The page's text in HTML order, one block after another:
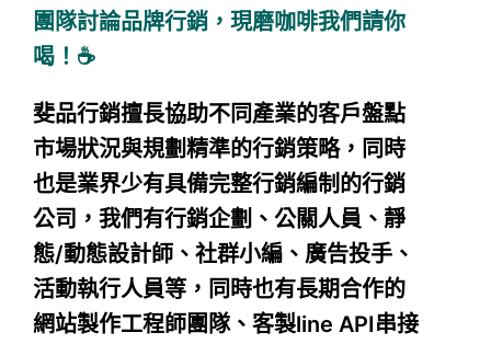
團隊討論品牌行銷，現磨咖啡我們請你
喝！☕️
斐品行銷擅長協助不同產業的客戶盤點
市場狀況與規劃精準的行銷策略，同時
也是業界少有具備完整行銷編制的行銷
公司，我們有行銷企劃、公關人員、靜
態/動態設計師、社群小編、廣告投手、
活動執行人員等，同時也有長期合作的
網站製作工程師團隊、客製line API串接